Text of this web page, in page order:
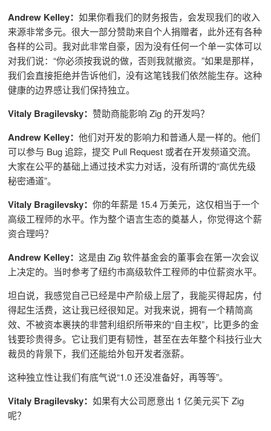
Andrew Kelley： 如果你看我们的财务报告，会发现我们的收入
来源非常多元。很大一部分赞助来自个人捐赠者，此外还有各种
各样的公司。我对此非常自豪，因为没有任何一个单一实体可以
对我们说：“你必须按我说的做，否则我就撤资。”如果是那样，
我们会直接拒绝并告诉他们，没有这笔钱我们依然能生存。这种
健康的边界感让我们保持独立。
Vitaly Bragilevsky： 赞助商能影响 Zig 的开发吗？
Andrew Kelley： 他们对开发的影响力和普通人是一样的。他们
可以参与 Bug 追踪，提交 Pull Request 或者在开发频道交流。
大家在公平的基础上通过技术实力对话，没有所谓的“高优先级
秘密通道”。
Vitaly Bragilevsky： 你的年薪是 15.4 万美元，这仅相当于一个
高级工程师的水平。作为整个语言生态的奠基人，你觉得这个薪
资合理吗？
Andrew Kelley： 这是由 Zig 软件基金会的董事会在第一次会议
上决定的。当时参考了纽约市高级软件工程师的中位薪资水平。
坦白说，我感觉自己已经是中产阶级上层了，我能买得起房，付
得起生活费，这让我已经很知足。对我来说， 拥有一个精简高
效、不被资本裹挟的非营利组织所带来的“自主权”，比更多的金
钱要珍贵得多。 它让我们更有韧性，甚至在去年整个科技行业大
裁员的背景下，我们还能给外包开发者涨薪。
这种独立性让我们有底气说“1.0 还没准备好，再等等”。
Vitaly Bragilevsky： 如果有大公司愿意出 1 亿美元买下 Zig
呢？